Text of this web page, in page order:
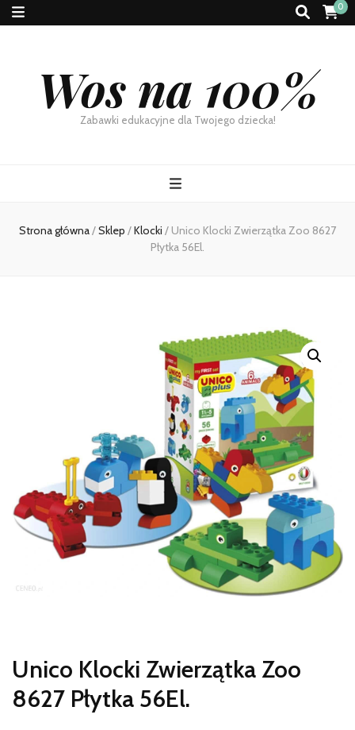
0
Wos na 100%
Zabawki edukacyjne dla Twojego dziecka!
Strona główna/Sklep /Klocki / Unico Klocki Zwierzątka Zoo 8627
Płytka 56El.
Unico Klocki Zwierzątka Zoo
8627 Płytka 56El.